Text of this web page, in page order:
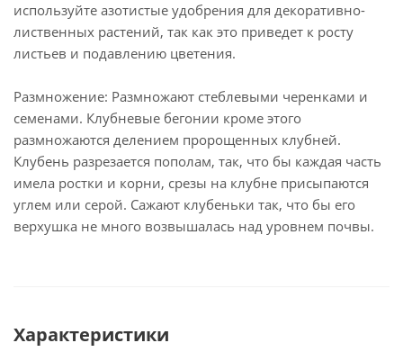
используйте азотистые удобрения для декоративно-
лиственных растений, так как это приведет к росту
листьев и подавлению цветения.
Размножение: Размножают стеблевыми черенками и
семенами. Клубневые бегонии кроме этого
размножаются делением пророщенных клубней.
Клубень разрезается пополам, так, что бы каждая часть
имела ростки и корни, срезы на клубне присыпаются
углем или серой. Сажают клубеньки так, что бы его
верхушка не много возвышалась над уровнем почвы.
Характеристики